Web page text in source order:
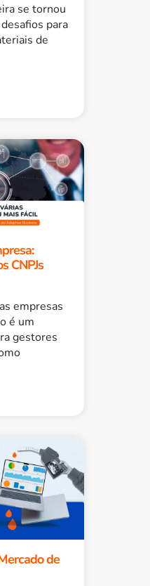
se tornou
para
de
CNPJs
empresas
é um
gestores
de